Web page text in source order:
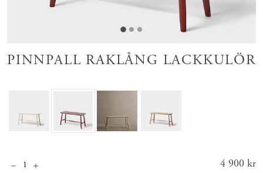
PINNPALL RAKLÅNG LACKKULÖR
Pris:
4 900 kr